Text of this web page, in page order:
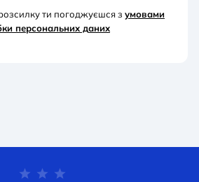
ти погоджуєшся з умовами
персональних даних